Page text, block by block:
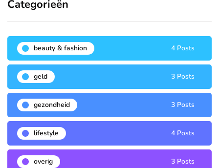
Categorieën
beauty & fashion 4 Posts
geld 3 Posts
gezondheid 3 Posts
lifestyle 4 Posts
overig 3 Posts